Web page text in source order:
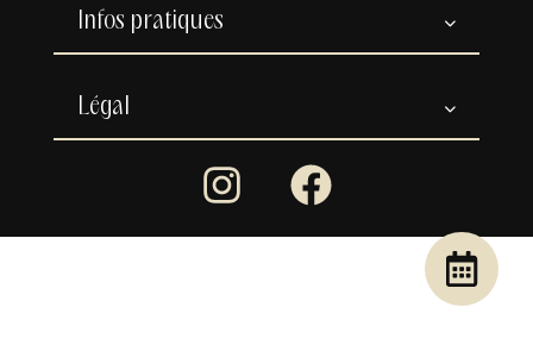
Infos pratiques
Légal